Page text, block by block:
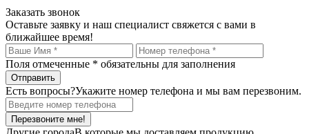
Заказать звонок
Оставьте заявку и наш специалист свяжется с вами в
ближайшее время!
Поля отмеченные * обязательны для заполнения
Есть вопросы?Укажите номер телефона и мы вам перезвоним.
Перезвоните мне!